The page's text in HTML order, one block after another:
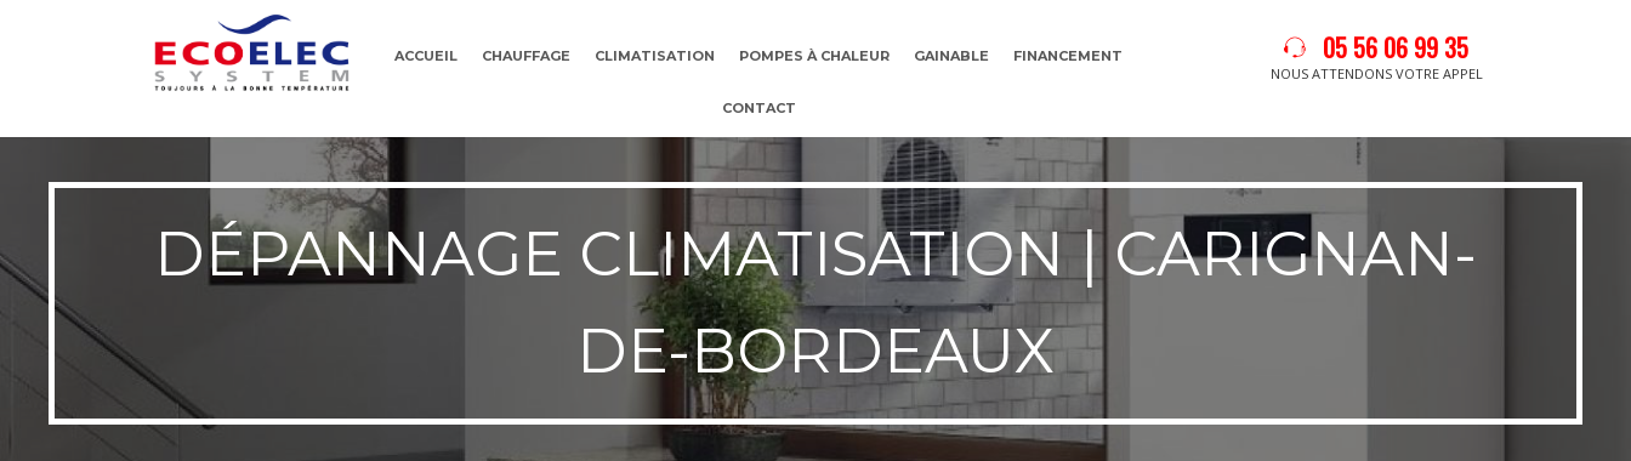
ACCUEIL CHAUFFAGE CLIMATISATION POMPES À CHALEUR GAINABLE FINANCEMENT
CONTACT
05 56 06 99 35
NOUS ATTENDONS VOTRE APPEL
DÉPANNAGE CLIMATISATION | CARIGNAN-
DE-BORDEAUX